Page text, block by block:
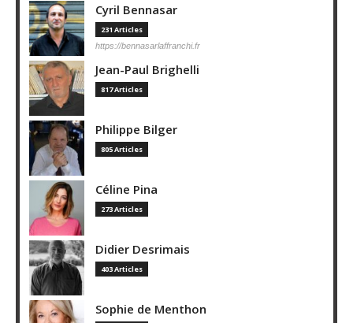
Cyril Bennasar
231 Articles
https://bennasarlaffranchi.fr
Jean-Paul Brighelli
817 Articles
Philippe Bilger
805 Articles
Céline Pina
273 Articles
Didier Desrimais
403 Articles
Sophie de Menthon